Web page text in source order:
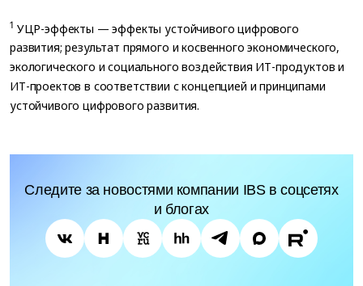
1 УЦР-эффекты — эффекты устойчивого цифрового
развития; результат прямого и косвенного экономического,
экологического и социального воздействия ИТ-продуктов и
ИТ-проектов в соответствии с концепцией и принципами
устойчивого цифрового развития.
Следите за новостями компании IBS в соцсетях
и блогах